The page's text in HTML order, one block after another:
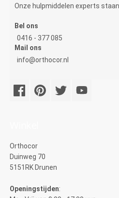
Onze hulpmiddelen experts
Bel ons
0416 - 377 085
Mail ons
info@orthocor.nl
Orthocor
Duinweg 70
5151RK Drunen
Openingstijden: